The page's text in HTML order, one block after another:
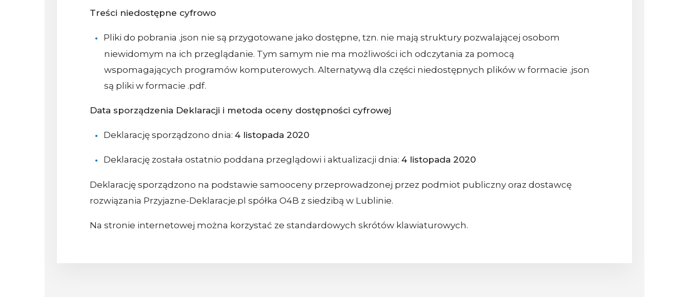
Treści niedostępne cyfrowo
Pliki do pobrania .json nie są przygotowane jako dostępne, tzn. nie mają struktury pozwalającej osobom
niewidomym na ich przeglądanie. Tym samym nie ma możliwości ich odczytania za pomocą
wspomagających programów komputerowych. Alternatywą dla części niedostępnych plików w formacie .json
są pliki w formacie .pdf.
Data sporządzenia Deklaracji i metoda oceny dostępności cyfrowej
Deklarację sporządzono dnia: 4 listopada 2020
Deklarację została ostatnio poddana przeglądowi i aktualizacji dnia: 4 listopada 2020
Deklarację sporządzono na podstawie samooceny przeprowadzonej przez podmiot publiczny oraz dostawcę
rozwiązania Przyjazne-Deklaracje.pl spółka O4B z siedzibą w Lublinie.
Na stronie internetowej można korzystać ze standardowych skrótów klawiaturowych.